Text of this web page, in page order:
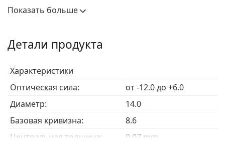
также гарантирует четкое и ясное зрение даже в
дня.
Обратите внимание, что это один и тот же продукт.
Обе версии идентичны, и единственное различие
заключается в упаковке.
Пользователи контактных линз PureVision могут
начать использовать новые линзы PureVision 2 по
новому рецепту.
Показать больше
Детали продукта
Характеристики
Оптическая сила:
от -12.0 до +6.0
Диаметр:
14.0
Базовая кривизна:
8.6
Центральная толщина:
0.07 mm